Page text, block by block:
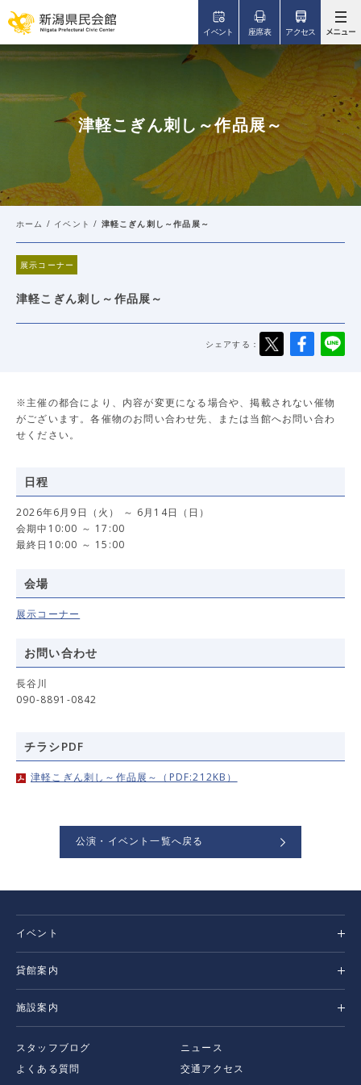
イベント 座席表 アクセス
津軽こぎん刺し～作品展～
ホーム / イベント / 津軽こぎん刺し～作品展～
展示コーナー
津軽こぎん刺し～作品展～
シェアする：
※主催の都合により、内容が変更になる場合や、掲載されない催物
がございます。各催物のお問い合わせ先、または当館へお問い合わ
せください。
日程
2026年6月9日（火） ～ 6月14日（日）
会期中10:00 ～ 17:00
最終日10:00 ～ 15:00
会場
展示コーナー
お問い合わせ
長谷川
090-8891-0842
チラシPDF
津軽こぎん刺し～作品展～（PDF:212KB）
公演・イベント一覧へ戻る
イベント
貸館案内
施設案内
スタッフブログ
ニュース
よくある質問
交通アクセス